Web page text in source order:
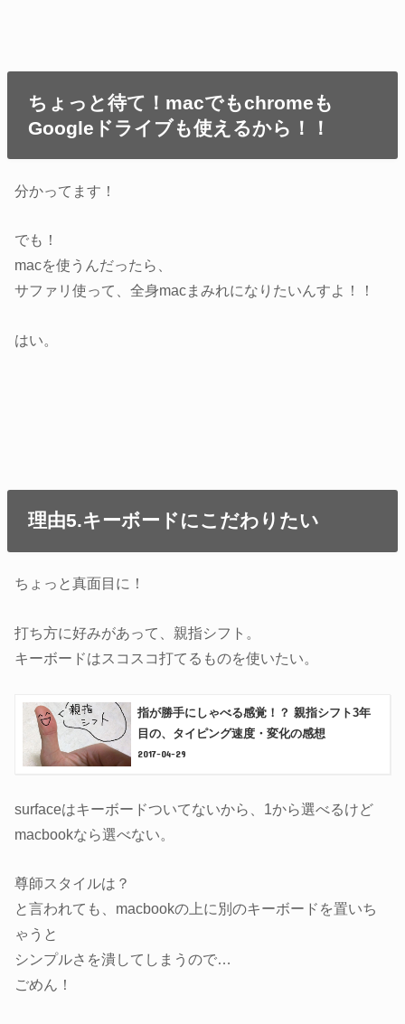
ちょっと待て！macでもchromeも
Googleドライブも使えるから！！
分かってます！
でも！
macを使うんだったら、
サファリ使って、全身macまみれになりたいんすよ！！
はい。
理由5.キーボードにこだわりたい
ちょっと真面目に！
打ち方に好みがあって、親指シフト。
キーボードはスコスコ打てるものを使いたい。
指が勝手にしゃべる感覚！？ 親指シフト3年
目の、タイピング速度・変化の感想
2017-04-29
surfaceはキーボードついてないから、1から選べるけど
macbookなら選べない。
尊師スタイルは？
と言われても、macbookの上に別のキーボードを置いち
ゃうと
シンプルさを潰してしまうので…
ごめん！